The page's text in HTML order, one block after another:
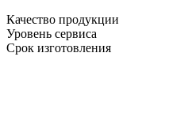
Качество продукции
Уровень сервиса
Срок изготовления